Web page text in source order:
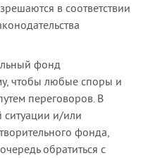
в соответствии
фонд
чтобы любые споры и
переговоров. В
ситуации и/или
фонда,
обратиться с